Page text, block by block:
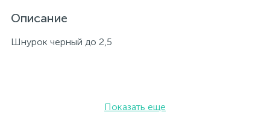
Описание
Шнурок черный до 2,5
Показать еще